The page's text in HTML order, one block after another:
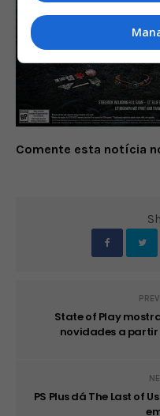
Comente esta notícia
State of Play
novidades a partir
PS Plus dá The Last of